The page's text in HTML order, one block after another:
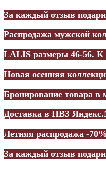
За каждый отзыв
Распродажа мужской
LALIS размеры 46-56. К
Новая осенняя
Бронирование товара в
Доставка в ПВЗ
Летняя распродажа -
За каждый отзыв